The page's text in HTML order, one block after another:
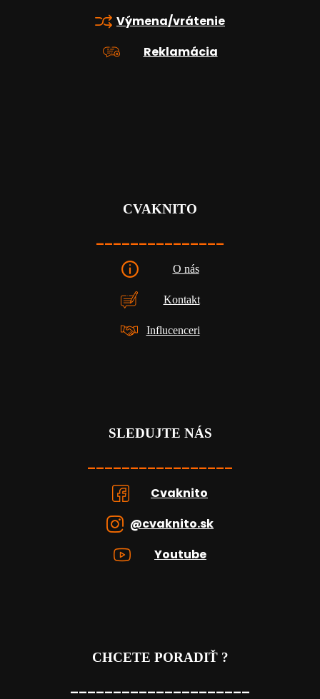
Výmena/vrátenie
Reklamácia
CVAKNITO
_______________
O nás
Kontakt
Influcenceri
SLEDUJTE NÁS
_________________
Cvaknito
@cvaknito.sk
Youtube
CHCETE PORADIŤ ?
_____________________